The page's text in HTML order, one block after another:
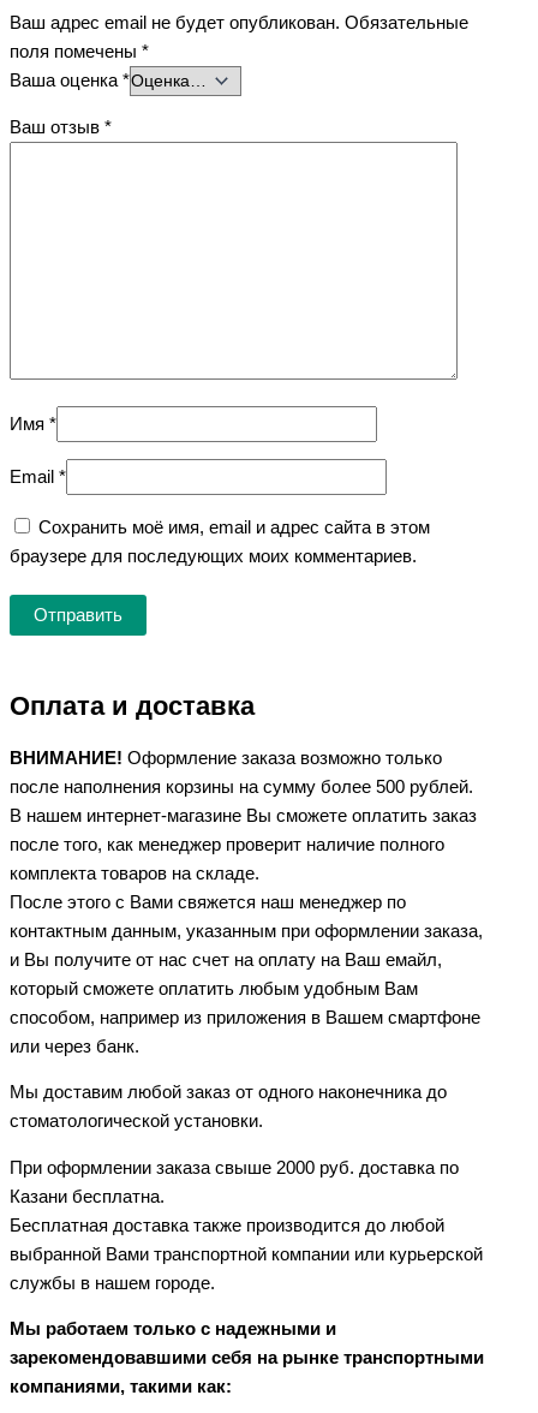
Ваш адрес email не будет опубликован. Обязательные
поля помечены *
Ваша оценка *
Ваш отзыв *
Имя *
Email *
Сохранить моё имя, email и адрес сайта в этом
браузере для последующих моих комментариев.
Оплата и доставка
ВНИМАНИЕ! Оформление заказа возможно только
после наполнения корзины на сумму более 500 рублей.
В нашем интернет-магазине Вы сможете оплатить заказ
после того, как менеджер проверит наличие полного
комплекта товаров на складе.
После этого с Вами свяжется наш менеджер по
контактным данным, указанным при оформлении заказа,
и Вы получите от нас счет на оплату на Ваш емайл,
который сможете оплатить любым удобным Вам
способом, например из приложения в Вашем смартфоне
или через банк.
Мы доставим любой заказ от одного наконечника до
стоматологической установки.
При оформлении заказа свыше 2000 руб. доставка по
Казани бесплатна.
Бесплатная доставка также производится до любой
выбранной Вами транспортной компании или курьерской
службы в нашем городе.
Мы работаем только с надежными и
зарекомендовавшими себя на рынке транспортными
компаниями, такими как: